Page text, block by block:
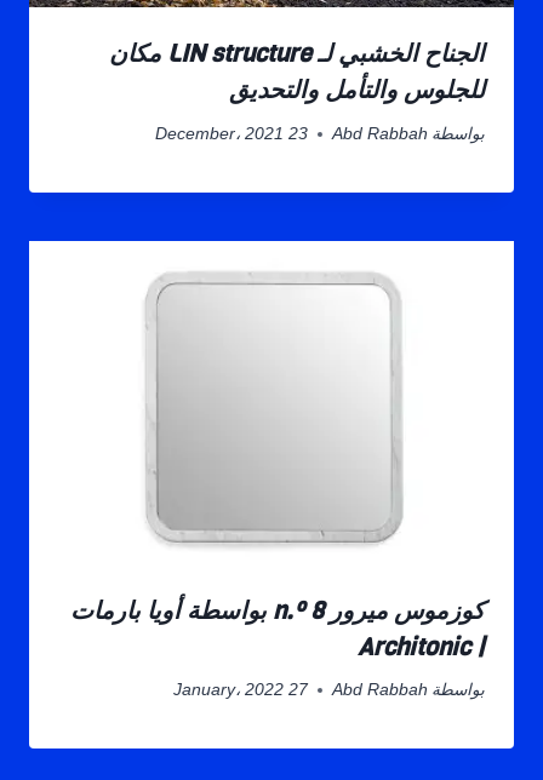
الجناح الخشبي لـ LIN structure مكان
للجلوس والتأمل والتحديق
بواسطة Abd Rabbah 23 December، 2021
كوزموس ميرور n.º 8 بواسطة أويا بارمات
| Architonic
بواسطة Abd Rabbah 27 January، 2022